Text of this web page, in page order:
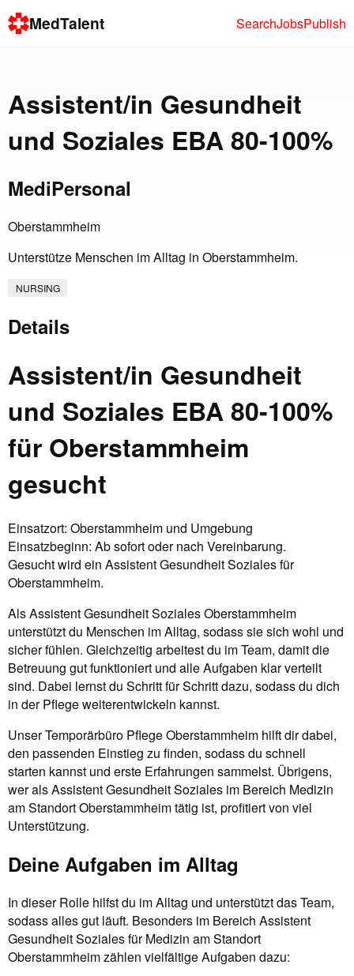
MedTalent SearchJobsPublish
Assistent/in Gesundheit
und Soziales EBA 80-100%
MediPersonal
Oberstammheim
Unterstütze Menschen im Alltag in Oberstammheim.
NURSING
Details
Assistent/in Gesundheit
und Soziales EBA 80-100%
für Oberstammheim
gesucht
Einsatzort: Oberstammheim und Umgebung
Einsatzbeginn: Ab sofort oder nach Vereinbarung.
Gesucht wird ein Assistent Gesundheit Soziales für
Oberstammheim.
Als Assistent Gesundheit Soziales Oberstammheim
unterstützt du Menschen im Alltag, sodass sie sich wohl und
sicher fühlen. Gleichzeitig arbeitest du im Team, damit die
Betreuung gut funktioniert und alle Aufgaben klar verteilt
sind. Dabei lernst du Schritt für Schritt dazu, sodass du dich
in der Pflege weiterentwickeln kannst.
Unser Temporärbüro Pflege Oberstammheim hilft dir dabei,
den passenden Einstieg zu finden, sodass du schnell
starten kannst und erste Erfahrungen sammelst. Übrigens,
wer als Assistent Gesundheit Soziales im Bereich Medizin
am Standort Oberstammheim tätig ist, profitiert von viel
Unterstützung.
Deine Aufgaben im Alltag
In dieser Rolle hilfst du im Alltag und unterstützt das Team,
sodass alles gut läuft. Besonders im Bereich Assistent
Gesundheit Soziales für Medizin am Standort
Oberstammheim zählen vielfältige Aufgaben dazu: